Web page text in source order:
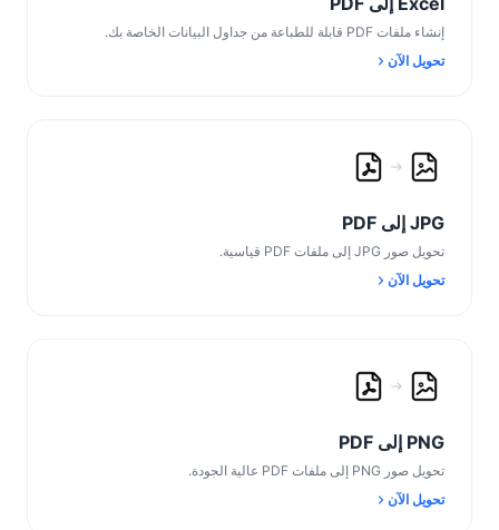
إنشاء ملفات PDF قابلة للطباعة من جداول البيانات الخاصة بك.
تحويل الآن
JPG إلى PDF
تحويل صور JPG إلى ملفات PDF قياسية.
تحويل الآن
PNG إلى PDF
تحويل صور PNG إلى ملفات PDF عالية الجودة.
تحويل الآن